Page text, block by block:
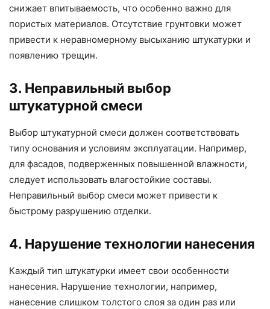
снижает впитываемость, что особенно важно для
пористых материалов. Отсутствие грунтовки может
привести к неравномерному высыханию штукатурки и
появлению трещин.
3. Неправильный выбор
штукатурной смеси
Выбор штукатурной смеси должен соответствовать
типу основания и условиям эксплуатации. Например,
для фасадов, подверженных повышенной влажности,
следует использовать влагостойкие составы.
Неправильный выбор смеси может привести к
быстрому разрушению отделки.
4. Нарушение технологии нанесения
Каждый тип штукатурки имеет свои особенности
нанесения. Нарушение технологии, например,
нанесение слишком толстого слоя за один раз или